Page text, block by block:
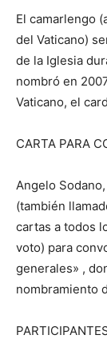
El camarlengo
del Vaticano)
de la Iglesia
nombró en
Vaticano, el
CARTA PARA
Angelo
(también
cartas a todos
voto) para
generales» ,
nombramiento